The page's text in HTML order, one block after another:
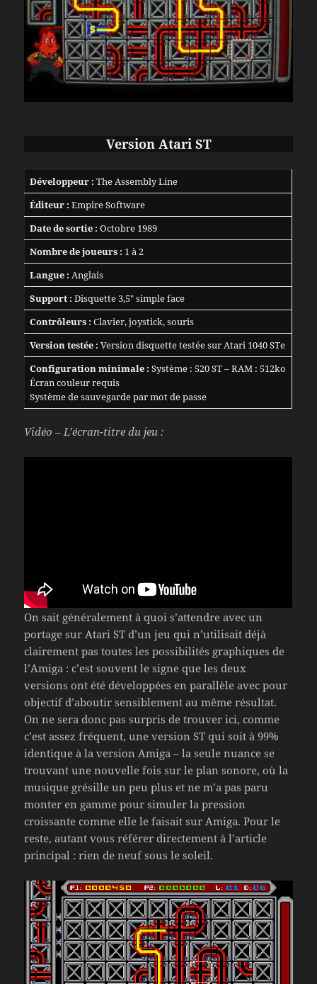
Version Atari ST
Développeur : The Assembly Line
Éditeur : Empire Software
Date de sortie : Octobre 1989
Nombre de joueurs : 1 à 2
Langue : Anglais
Support : Disquette 3,5″ simple face
Contrôleurs : Clavier, joystick, souris
Version testée : Version disquette testée sur Atari 1040 STe
Configuration minimale : Système : 520 ST – RAM : 512ko
Écran couleur requis
Système de sauvegarde par mot de passe
Vidéo – L’écran-titre du jeu :
On sait généralement à quoi s’attendre avec un
portage sur Atari ST d’un jeu qui n’utilisait déjà
clairement pas toutes les possibilités graphiques de
l’Amiga : c’est souvent le signe que les deux
versions ont été développées en parallèle avec pour
objectif d’aboutir sensiblement au même résultat.
On ne sera donc pas surpris de trouver ici, comme
c’est assez fréquent, une version ST qui soit à 99%
identique à la version Amiga – la seule nuance se
trouvant une nouvelle fois sur le plan sonore, où la
musique grésille un peu plus et ne m’a pas paru
monter en gamme pour simuler la pression
croissante comme elle le faisait sur Amiga. Pour le
reste, autant vous référer directement à l’article
principal : rien de neuf sous le soleil.